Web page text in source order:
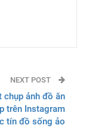
NEXT POST
chụp ảnh đồ ăn
trên Instagram
tín đồ sống ảo